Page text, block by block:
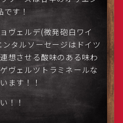
す！
ヴェルデ(微発砲白ワイ
タルソーセージはドイツ
想させる酸味のある味わ
ヴェルツトラミネールな
ます！！
！！